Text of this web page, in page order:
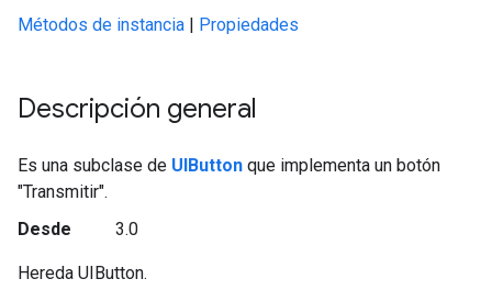
Métodos de instancia | Propiedades
Descripción general
Es una subclase de UIButton que implementa un botón
"Transmitir".
Desde
3.0
Hereda UIButton.